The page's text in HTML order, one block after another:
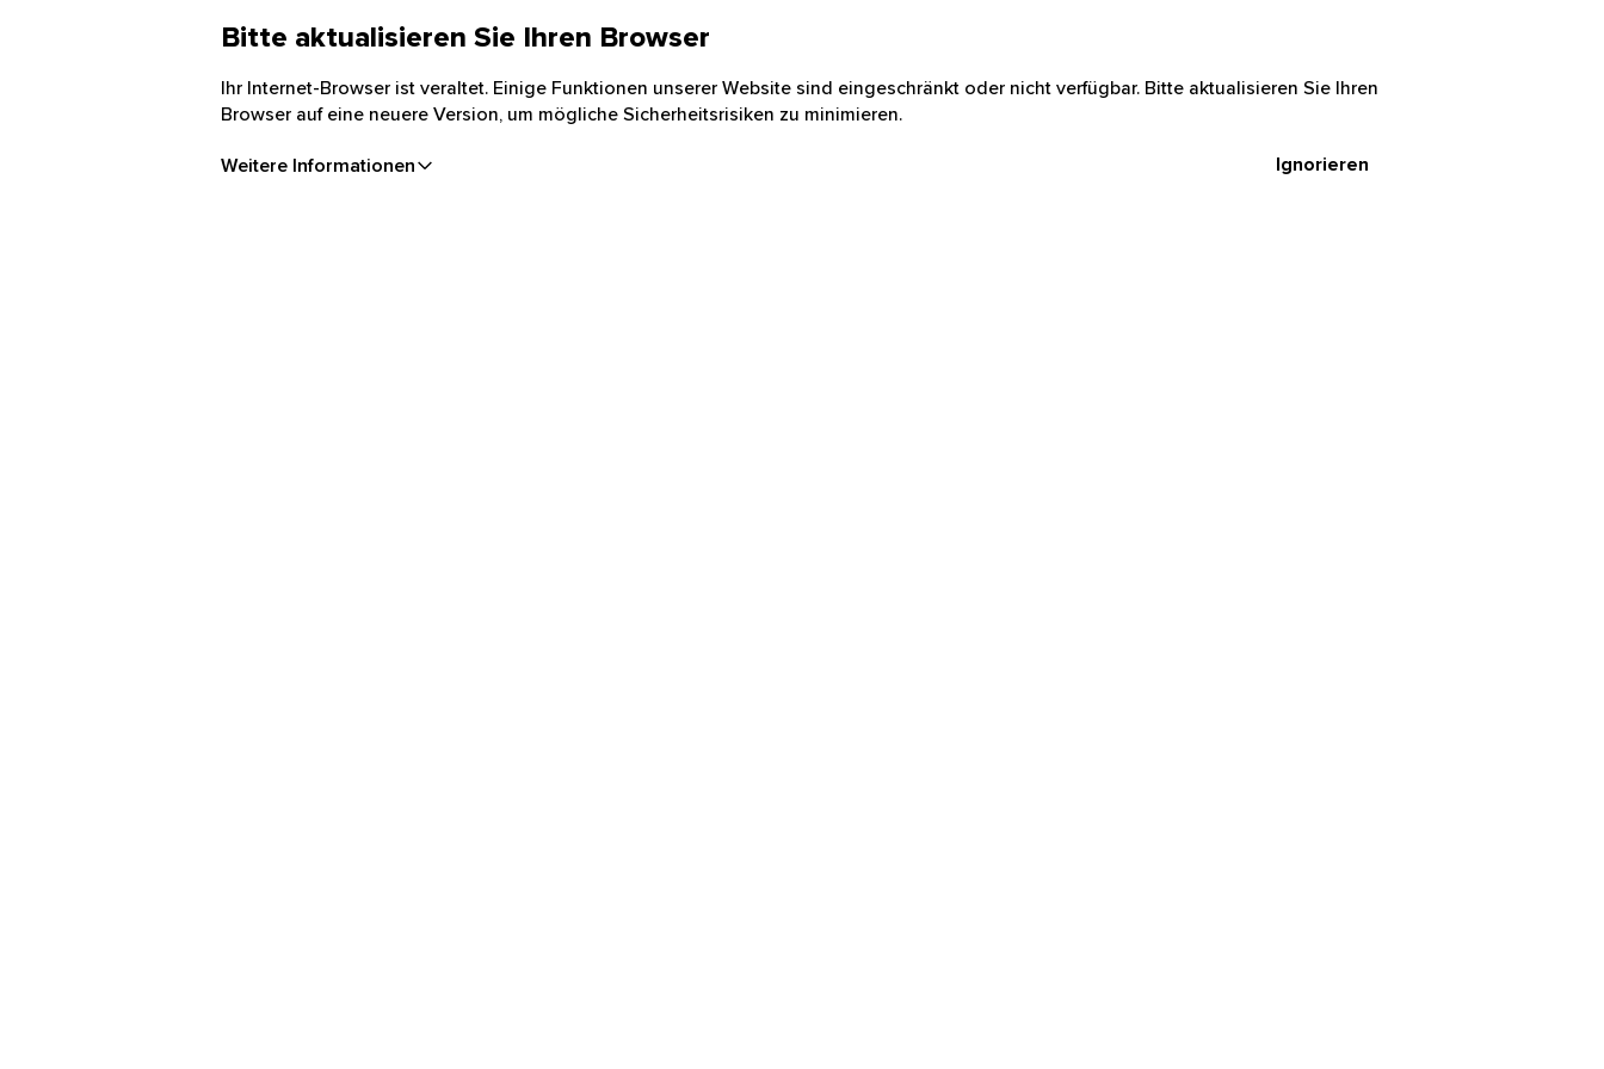
Bitte aktualisieren Sie Ihren Browser
Ihr Internet-Browser ist veraltet. Einige Funktionen unserer Website sind eingeschränkt oder nicht verfügbar. Bitte aktualisieren Sie Ihren
Browser auf eine neuere Version, um mögliche Sicherheitsrisiken zu minimieren.
Weitere Informationen Ignorieren